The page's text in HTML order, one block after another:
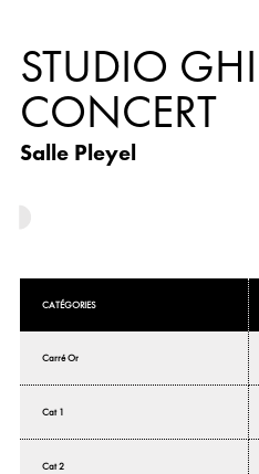
STUDIO
CONCERT
Salle Pleyel
CATÉGORIES
Carré Or
Cat 1
Cat 2